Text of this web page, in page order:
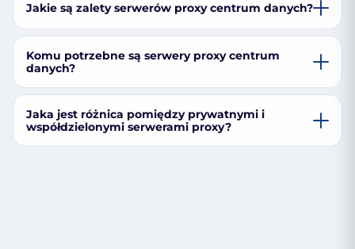
Jakie są zalety serwerów proxy centrum danych?
Komu potrzebne są serwery proxy centrum
danych?
Jaka jest różnica pomiędzy prywatnymi i
współdzielonymi serwerami proxy?